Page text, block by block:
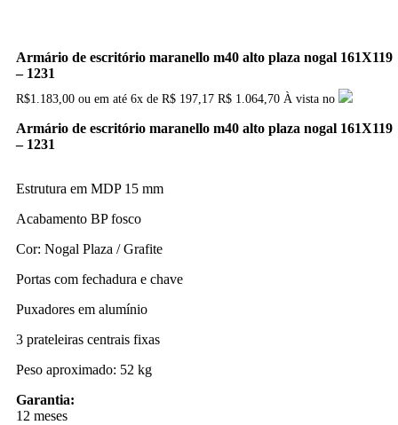
Armário de escritório maranello m40 alto plaza nogal 161X119
– 1231
R$1.183,00 ou em até 6x de R$ 197,17 R$ 1.064,70 À vista no
Armário de escritório maranello m40 alto plaza nogal 161X119
– 1231
Estrutura em MDP 15 mm
Acabamento BP fosco
Cor: Nogal Plaza / Grafite
Portas com fechadura e chave
Puxadores em alumínio
3 prateleiras centrais fixas
Peso aproximado: 52 kg
Garantia:
12 meses